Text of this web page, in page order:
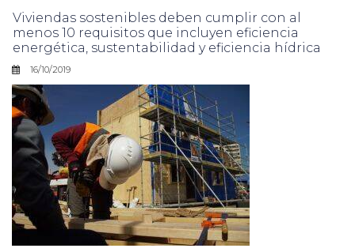
Viviendas sostenibles deben cumplir con al
menos 10 requisitos que incluyen eficiencia
energética, sustentabilidad y eficiencia hídrica
16/10/2019